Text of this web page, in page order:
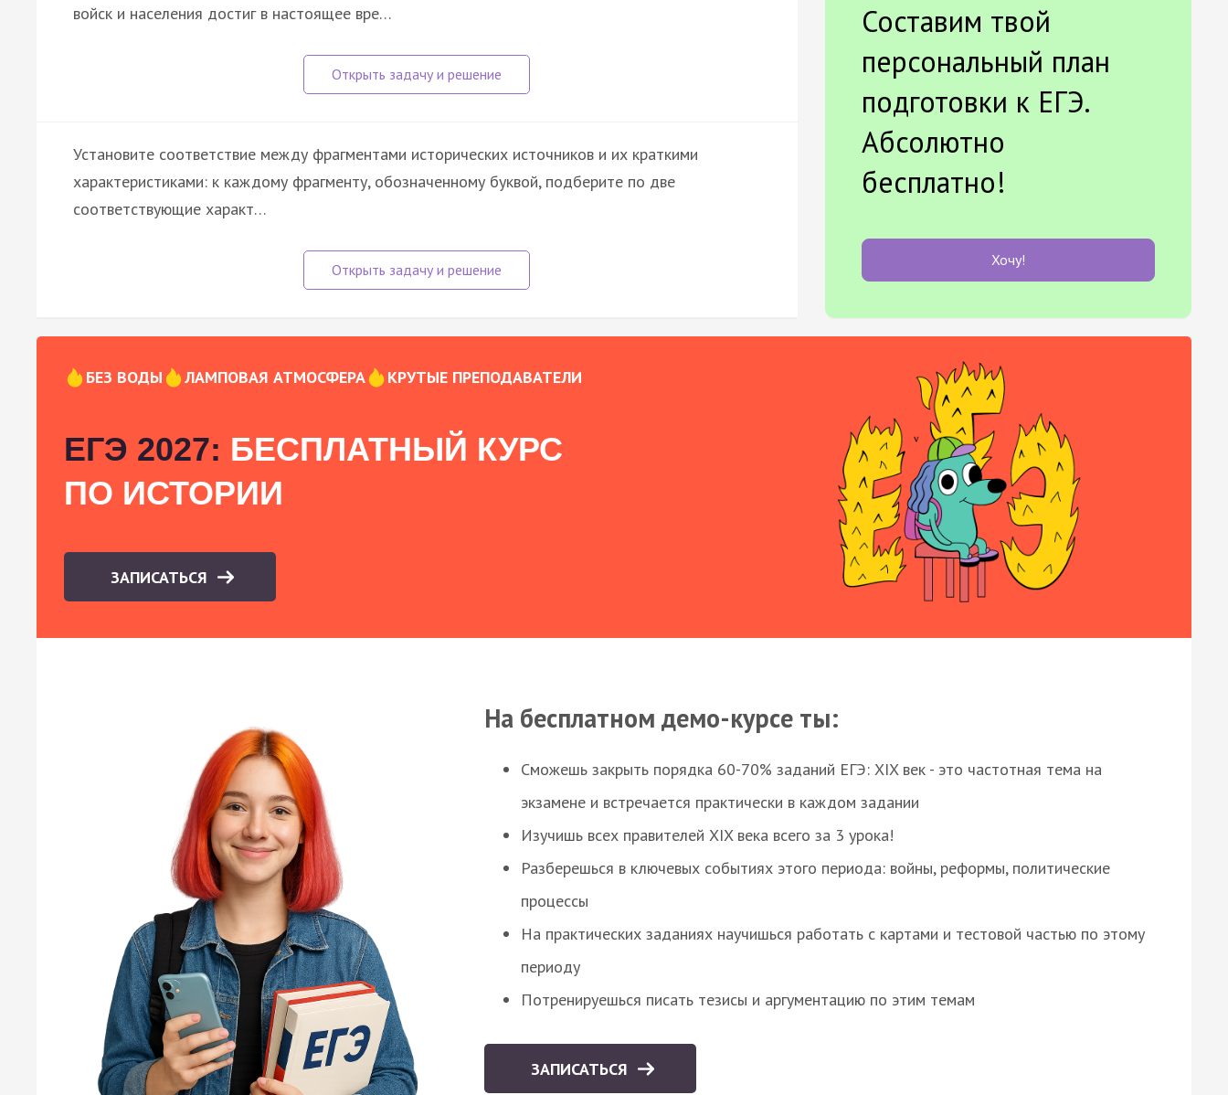
войск и населения достиг в настоящее вре…
Установите соответствие между фрагментами исторических источников и их краткими
характеристиками: к каждому фрагменту, обозначенному буквой, подберите по две
соответствующие характ…
Составим твой
персональный план
подготовки к ЕГЭ.
Абсолютно
бесплатно!
Хочу!
БЕЗ ВОДЫ ЛАМПОВАЯ АТМОСФЕРА КРУТЫЕ ПРЕПОДАВАТЕЛИ
ЕГЭ 2027: БЕСПЛАТНЫЙ КУРС
ПО ИСТОРИИ
ЗАПИСАТЬСЯ
На бесплатном демо-курсе ты:
Сможешь закрыть порядка 60-70% заданий ЕГЭ: XIX век - это частотная тема на
экзамене и встречается практически в каждом задании
Изучишь всех правителей XIX века всего за 3 урока!
Разберешься в ключевых событиях этого периода: войны, реформы, политические
процессы
На практических заданиях научишься работать с картами и тестовой частью по этому
периоду
Потренируешься писать тезисы и аргументацию по этим темам
ЗАПИСАТЬСЯ